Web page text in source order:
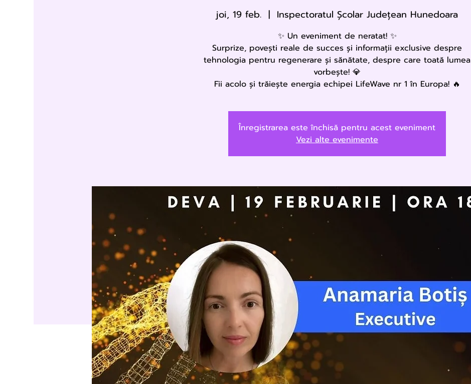
joi, 19 feb.
  |
Inspectoratul Şcolar Judeţean Hunedoara
✨ Un eveniment de neratat! ✨
Surprize, povești reale de succes și informații exclusive despre
tehnologia pentru regenerare și sănătate, despre care toată lumea
vorbește! 💎
Fii acolo și trăiește energia echipei LifeWave nr 1 în Europa! 🔥
Înregistrarea este închisă pentru acest eveniment
Vezi alte evenimente